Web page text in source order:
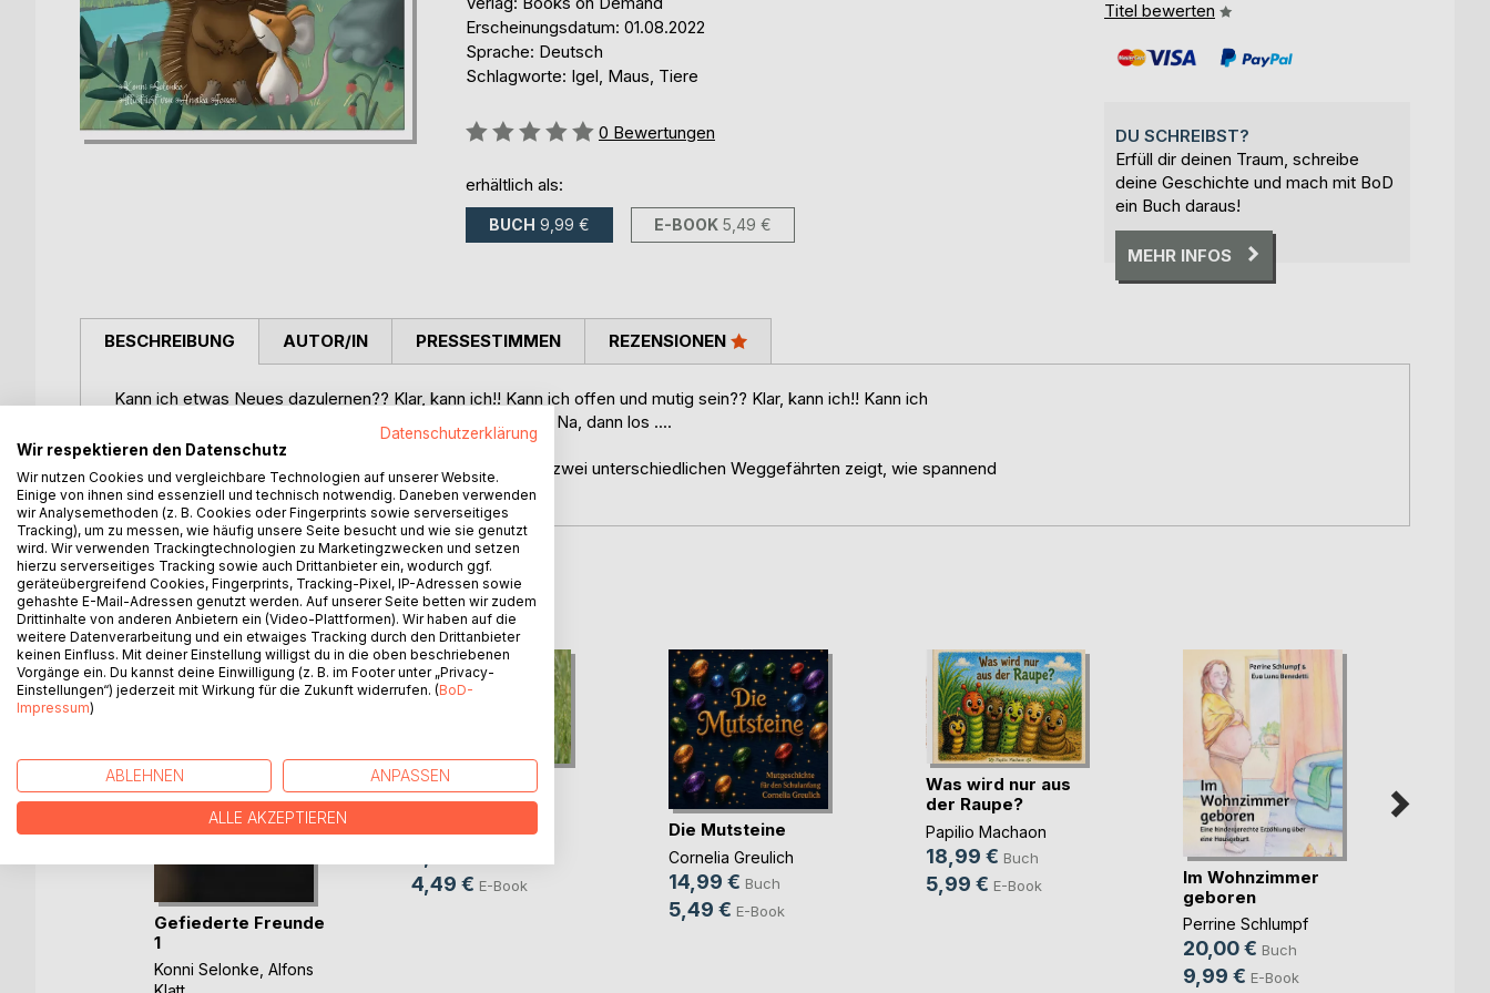
Erscheinungsdatum: 01.08.2022
Sprache: Deutsch
Schlagworte: Igel, Maus, Tiere
Bewertung::
0 Bewertungen
erhältlich als:
BUCH 9,99 € E-BOOK 5,49 €
Titel bewerten
DU SCHREIBST?
Erfüll dir deinen Traum, schreibe
deine Geschichte und mach mit BoD
ein Buch daraus!
MEHR INFOS
BESCHREIBUNG
Kann ich etwas Neues dazulernen?? Klar, kann ich!! Kann ich offen und mutig sein?? Klar, kann ich!! Kann ich
ungewöhnliche Freundschaften schließen? Klar, kann ich!! Na, dann los ....
Diese kleine Geschichte über die Freundschaft zwischen zwei unterschiedlichen Weggefährten zeigt, wie spannend
es sein kann, sich auf ein Abenteuer einzulassen.
AUTOR/IN PRESSESTIMMEN REZENSIONEN
WEITERE TITEL BEIBoD
Gefiederte Freunde
1
Konni Selonke Alfons
Naleli, das kleine
Fuchsmädchen
Konni Selonke
4,49 € E-Book
Die Mutsteine
Cornelia Greulich
14,99 € Buch
5,49 € E-Book
Was wird nur aus
der Raupe?
Papilio Machaon
18,99 € Buch
5,99 € E-Book
Im Wohnzimmer
geboren
Perrine Schlumpf
20,00 € Buch
9,99 € E-Book
Datenschutzerklärung
Wir respektieren den Datenschutz
Wir nutzen Cookies und vergleichbare Technologien auf unserer Website.
Einige von ihnen sind essenziell und technisch notwendig. Daneben verwenden
wir Analysemethoden (z. B. Cookies oder Fingerprints sowie serverseitiges
Tracking), um zu messen, wie häufig unsere Seite besucht und wie sie genutzt
wird. Wir verwenden Trackingtechnologien zu Marketingzwecken und setzen
hierzu serverseitiges Tracking sowie auch Drittanbieter ein, wodurch ggf.
geräteübergreifend Cookies, Fingerprints, Tracking-Pixel, IP-Adressen sowie
gehashte E-Mail-Adressen genutzt werden. Auf unserer Seite betten wir zudem
Drittinhalte von anderen Anbietern ein (Video-Plattformen). Wir haben auf die
weitere Datenverarbeitung und ein etwaiges Tracking durch den Drittanbieter
keinen Einfluss. Mit deiner Einstellung willigst du in die oben beschriebenen
Vorgänge ein. Du kannst deine Einwilligung (z. B. im Footer unter „Privacy-
Einstellungen“) jederzeit mit Wirkung für die Zukunft widerrufen. (BoD-
Impressum)
ABLEHNEN ANPASSEN
ALLE AKZEPTIEREN